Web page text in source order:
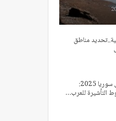
مناطق
متطلبات الدخول إلى سوريا 2025:
التأشيرة للعرب…